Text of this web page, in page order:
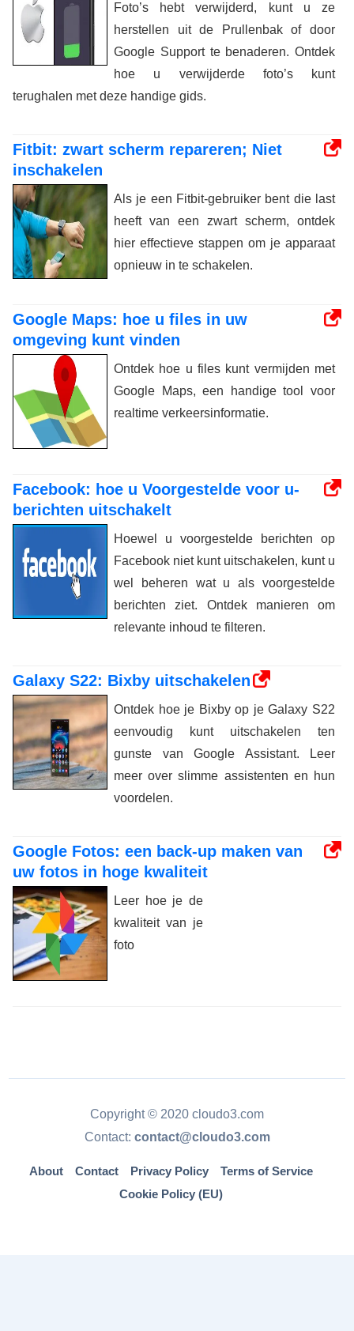
Foto’s hebt verwijderd, kunt u ze
herstellen uit de Prullenbak of door
Google Support te benaderen. Ontdek
hoe u verwijderde foto’s kunt
terughalen met deze handige gids.
Fitbit: zwart scherm repareren; Niet
inschakelen
Als je een Fitbit-gebruiker bent die last
heeft van een zwart scherm, ontdek
hier effectieve stappen om je apparaat
opnieuw in te schakelen.
Google Maps: hoe u files in uw
omgeving kunt vinden
Ontdek hoe u files kunt vermijden met
Google Maps, een handige tool voor
realtime verkeersinformatie.
Facebook: hoe u Voorgestelde voor u-
berichten uitschakelt
Hoewel u voorgestelde berichten op
Facebook niet kunt uitschakelen, kunt u
wel beheren wat u als voorgestelde
berichten ziet. Ontdek manieren om
relevante inhoud te filteren.
Galaxy S22: Bixby uitschakelen
Ontdek hoe je Bixby op je Galaxy S22
eenvoudig kunt uitschakelen ten
gunste van Google Assistant. Leer
meer over slimme assistenten en hun
voordelen.
Google Fotos: een back-up maken van
uw fotos in hoge kwaliteit
Leer hoe je de
kwaliteit van je
foto
Copyright © 2020 cloudo3.com
Contact: contact@cloudo3.com
About Contact Privacy Policy
Terms of Service
Cookie Policy (EU)